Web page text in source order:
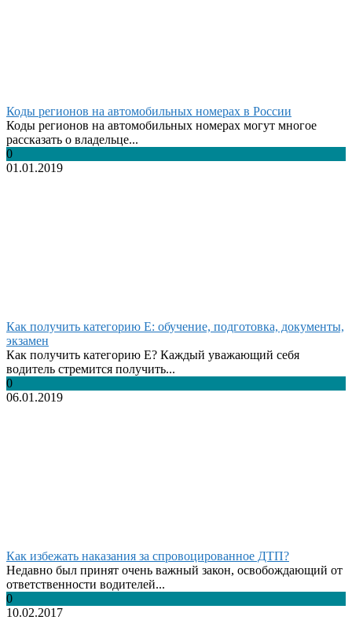
Коды регионов на автомобильных номерах в России
Коды регионов на автомобильных номерах могут многое
рассказать о владельце...
0
01.01.2019
Как получить категорию Е: обучение, подготовка, документы,
экзамен
Как получить категорию Е? Каждый уважающий себя
водитель стремится получить...
0
06.01.2019
Как избежать наказания за спровоцированное ДТП?
Недавно был принят очень важный закон, освобождающий от
ответственности водителей...
0
10.02.2017